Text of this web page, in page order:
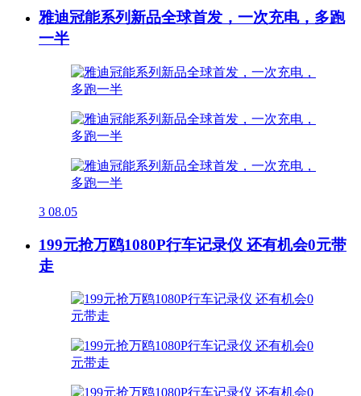
雅迪冠能系列新品全球首发，一次充电，多跑
一半
3 08.05
199元抢万鸥1080P行车记录仪 还有机会0元带
走